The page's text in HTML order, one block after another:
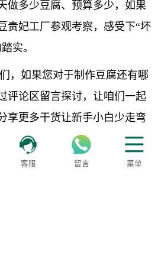
多少豆腐、预算多少，如果
贵妃工厂参观考察，感受下“坏
实。
，如果您对于制作豆腐还有哪
评论区留言探讨，让咱们一起
享更多干货让新手小白少走弯
客服 留言 菜单